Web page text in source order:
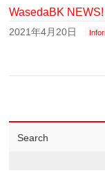
WasedaBK
2021年4月20日
Search